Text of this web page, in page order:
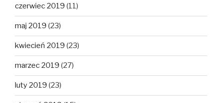
czerwiec 2019 (11)
maj 2019 (23)
kwiecień 2019 (23)
marzec 2019 (27)
luty 2019 (23)